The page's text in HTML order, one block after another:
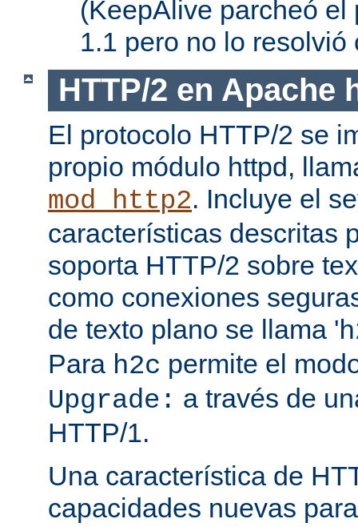
(KeepAlive parcheó el
1.1 pero no lo resolvió
HTTP/2 en Apache
El protocolo HTTP/2 se
propio módulo httpd,
mod_http2. Incluye el
características descritas
soporta HTTP/2 sobre
como conexiones
de texto plano se llama '
Para h2c permite el
Upgrade: a través de
HTTP/1.
Una característica de
capacidades nuevas